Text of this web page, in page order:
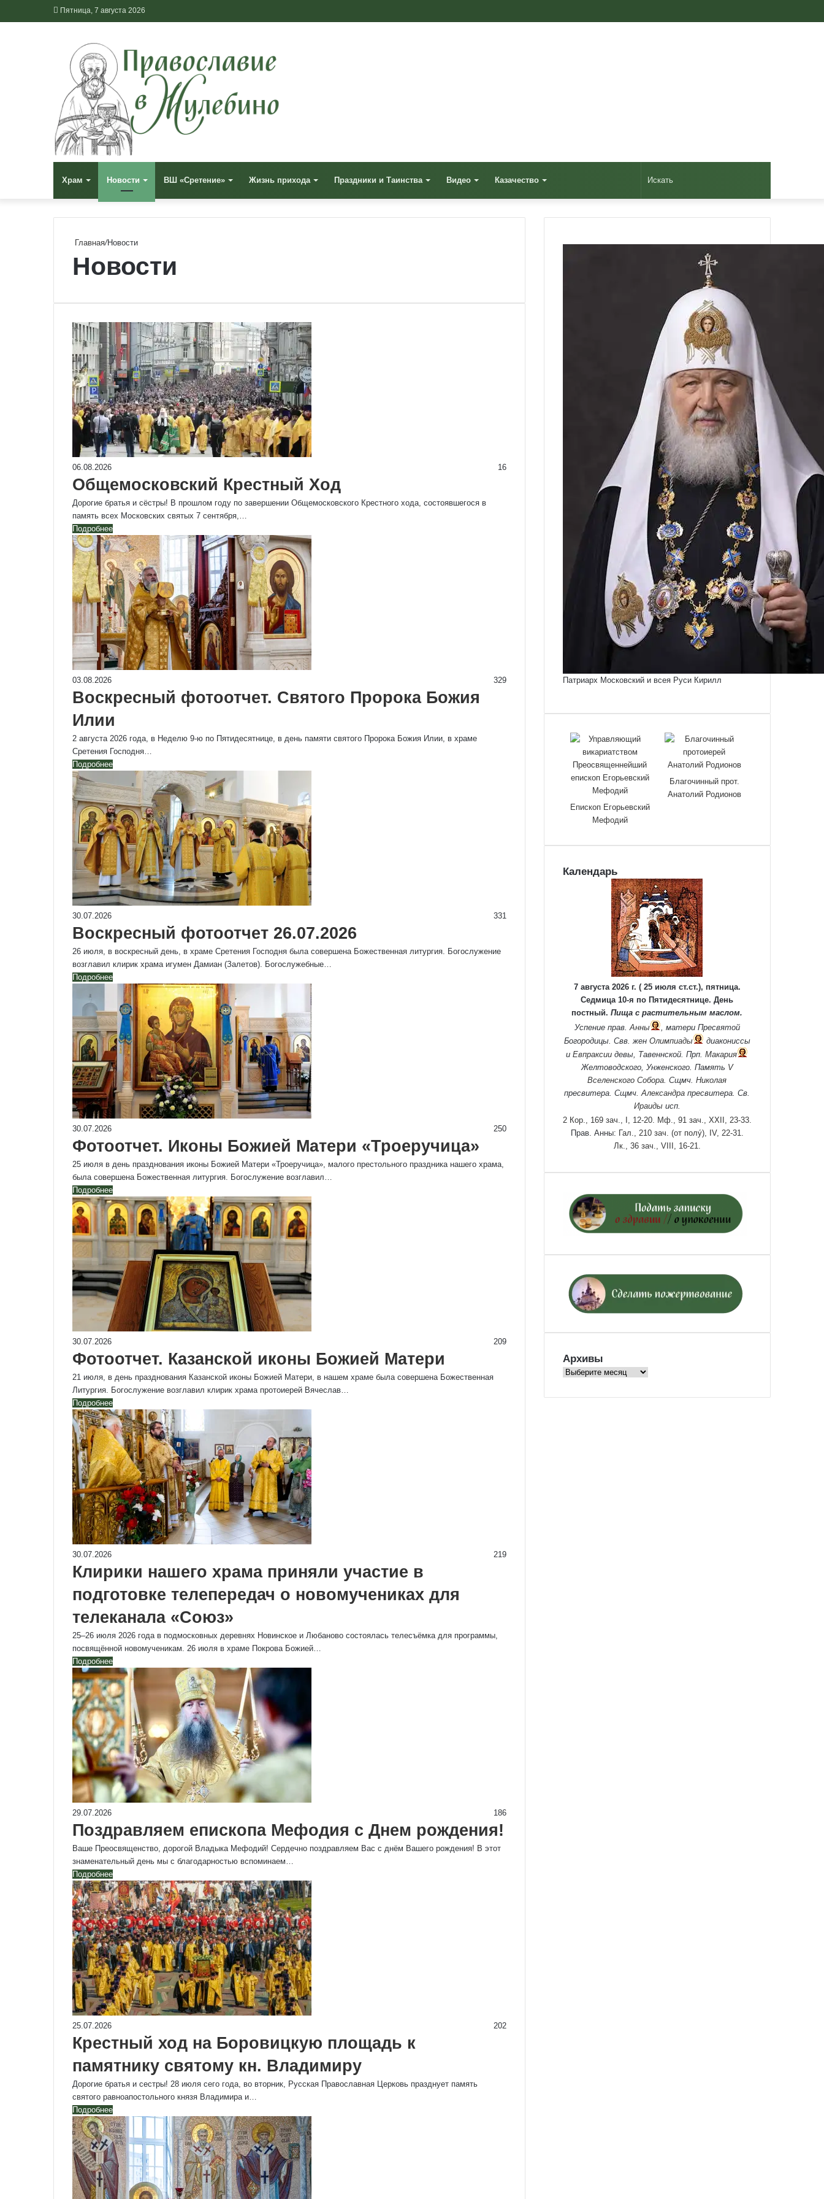
Пятница, 7 августа 2026
Храм Новости ВШ «Сретение» Жизнь прихода Праздники и Таинства Видео Казачество
Главная/Новости
Новости
06.08.2026 16
Общемосковский Крестный Ход
Дорогие братья и сёстры! В прошлом году по завершении Общемосковского Крестного хода, состоявшегося в
память всех Московских святых 7 сентября,…
Подробнее
03.08.2026 329
Воскресный фотоотчет. Святого Пророка Божия
Илии
2 августа 2026 года, в Неделю 9-ю по Пятидесятнице, в день памяти святого Пророка Божия Илии, в храме
Сретения Господня…
Подробнее
30.07.2026 331
Воскресный фотоотчет 26.07.2026
26 июля, в воскресный день, в храме Сретения Господня была совершена Божественная литургия. Богослужение
возглавил клирик храма игумен Дамиан (Залетов). Богослужебные…
Подробнее
30.07.2026 250
Фотоотчет. Иконы Божией Матери «Троеручица»
25 июля в день празднования иконы Божией Матери «Троеручица», малого престольного праздника нашего храма,
была совершена Божественная литургия. Богослужение возглавил…
Подробнее
30.07.2026 209
Фотоотчет. Казанской иконы Божией Матери
21 июля, в день празднования Казанской иконы Божией Матери, в нашем храме была совершена Божественная
Литургия. Богослужение возглавил клирик храма протоиерей Вячеслав…
Подробнее
30.07.2026 219
Клирики нашего храма приняли участие в
подготовке телепередач о новомучениках для
телеканала «Союз»
25–26 июля 2026 года в подмосковных деревнях Новинское и Любаново состоялась телесъёмка для программы,
посвящённой новомученикам. 26 июля в храме Покрова Божией…
Подробнее
29.07.2026 186
Поздравляем епископа Мефодия с Днем рождения!
Ваше Преосвященство, дорогой Владыка Мефодий! Сердечно поздравляем Вас с днём Вашего рождения! В этот
знаменательный день мы с благодарностью вспоминаем…
Подробнее
25.07.2026 202
Крестный ход на Боровицкую площадь к
памятнику святому кн. Владимиру
Дорогие братья и сестры! 28 июля сего года, во вторник, Русская Православная Церковь празднует память
святого равноапостольного князя Владимира и…
Подробнее
Патриарх Московский и всея Руси Кирилл
Епископ Егорьевский
Мефодий
Благочинный прот.
Анатолий Родионов
Календарь
7 августа 2026 г. ( 25 июля ст.ст.), пятница.
Седмица 10-я по Пятидесятнице. День
постный.Пища с растительным маслом.
Успение прав.Анны
, матери Пресвятой
Богородицы. Свв. жен Олимпиады
диакониссы
иЕвпраксии девы, Тавеннской. Прп.Макария
Желтоводского, Унженского. Память V
Вселенского Собора. Сщмч.Николая
пресвитера. Сщмч.Александра пресвитера. Св.
Ираидыисп.
2 Кор., 169 зач., I, 12-20. Мф., 91 зач., XXII, 23-33.
Прав. Анны: Гал., 210 зач. (от полу́), IV, 22-31.
Лк., 36 зач., VIII, 16-21.
Архивы
Архивы